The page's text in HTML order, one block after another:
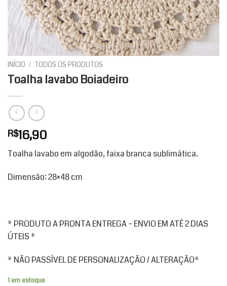
INÍCIO / TODOS OS PRODUTOS
Toalha lavabo Boiadeiro
R$16,90
Toalha lavabo em algodão, faixa branca sublimática.
Dimensão: 28×48 cm
* PRODUTO A PRONTA ENTREGA – ENVIO EM ATÉ 2 DIAS
ÚTEIS *
* NÃO PASSÍVEL DE PERSONALIZAÇÃO / ALTERAÇÃO*
1 em estoque